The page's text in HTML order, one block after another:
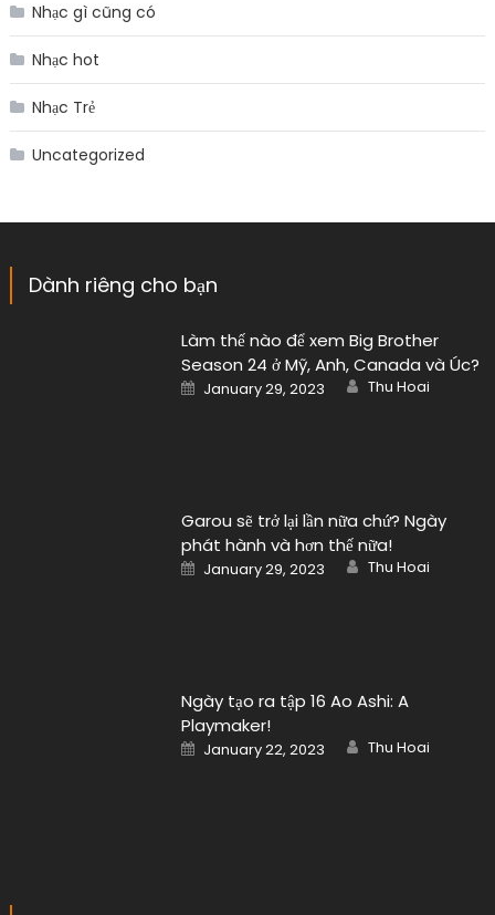
Nhạc gì cũng có
Nhạc hot
Nhạc Trẻ
Uncategorized
Dành riêng cho bạn
Làm thế nào để xem Big Brother
Season 24 ở Mỹ, Anh, Canada và Úc?
Posted
on
January 29, 2023 Author
Thu Hoai
Garou sẽ trở lại lần nữa chứ? Ngày
phát hành và hơn thế nữa!
Posted
on
January 29, 2023 Author
Thu Hoai
Ngày tạo ra tập 16 Ao Ashi: A
Playmaker!
Posted
on
January 22, 2023 Author
Thu Hoai